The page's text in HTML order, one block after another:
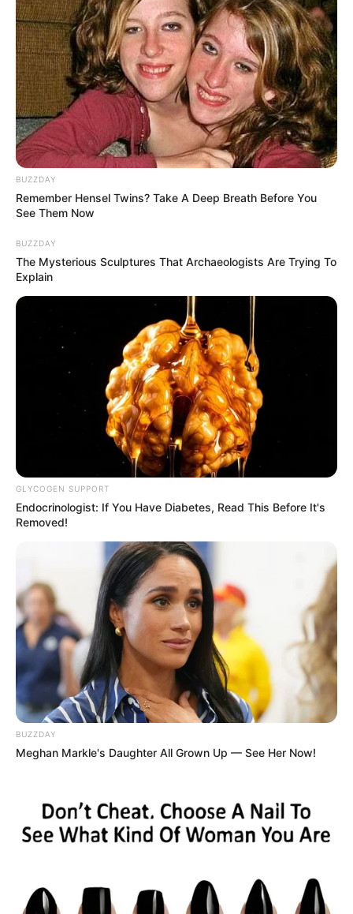
Dahyun Rocket Punch
1
fans love
VOTE
Tanggal Lahir:
29 April2005
Tempat Lahir:
Seongnam ,Korea Selatan
Umur:
21 Tahun
Profesi:
Penyanyi
Tertarik di bidang musik, Dahyun bermimpi memiliki band ketika
beranjak remaja dengan ikut di berbagai audisi.
BUZZDAY
Remember Hensel Twins? Take A Deep Breath Before You
See Them Now
BUZZDAY
The Mysterious Sculptures That Archaeologists Are Trying To
Explain
GLYCOGEN SUPPORT
Endocrinologist: If You Have Diabetes, Read This Before It's
Removed!
BUZZDAY
Meghan Markle's Daughter All Grown Up — See Her Now!